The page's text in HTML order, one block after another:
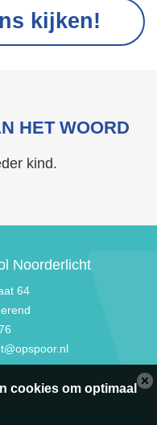
kijken!
HET WOORD
kind.
Noorderlicht
64
cookies om optimaal